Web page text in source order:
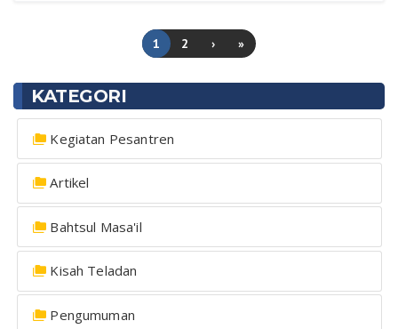
1 2 › »
KATEGORI
Kegiatan Pesantren
Artikel
Bahtsul Masa'il
Kisah Teladan
Pengumuman